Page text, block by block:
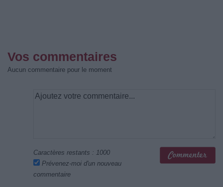
Vos commentaires
Aucun commentaire pour le moment
Caractères restants : 1000
Prévenez-moi d'un nouveau
commentaire